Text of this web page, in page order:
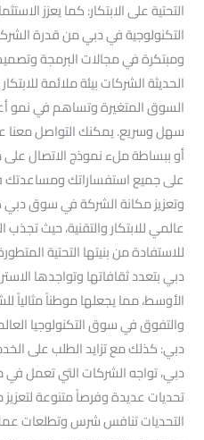
التحتية على الابتكار: كما يعزز
التكنولوجية في دبي من قدرة
ومبتكرة في مجالات البرمجة وتصميم
الحديثة الشركات بيئة ملائمة
السوق المتغيرة وتساهم في نمو
سهل وسريع. يمكنك التواصل معنا
أو ببساطة ملء نموذج الاتصال على
على جميع استفساراتك ومساعدتك
وتعزيز مكانة الشركة في سوق دبي
عالمي للابتكار والتقنية، حيث تجذب
للاستفادة من بنيتها التحتية
دبي بتعدد ثقافاتها وتواجدها
الأوسط، مما يجعلها موطناً مثالياً
والتفوق في سوق التكنولوجيا
دبي: كذلك مع تزايد الطلب على
دبي، تواجه الشركات التي تعمل
تحديات عديدة وفرصاً متنوعة
التحديات تنافس شرس وتطلعات